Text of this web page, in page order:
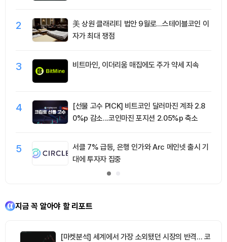
2
美 상원 클래리티 법안 9월로…스테이블코인 이
자가 최대 쟁점
3 비트마인, 이더리움 매집에도 주가 약세 지속
4
[선물 고수 PICK] 비트코인 달러마진 계좌 2.8
0%p 감소...코인마진 포지션 2.05%p 축소
5
서클 7% 급등, 은행 인가와 Arc 메인넷 출시 기
대에 투자자 집중
지금 꼭 알아야 할 리포트
[마켓분석] 세계에서 가장 소외됐던 시장의 반격… 코